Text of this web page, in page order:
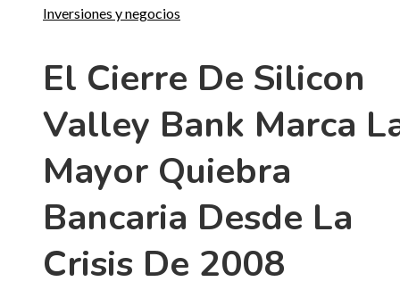
Inversiones y negocios
El Cierre De Silicon
Valley Bank Marca
Mayor Quiebra
Bancaria Desde La
Crisis De 2008